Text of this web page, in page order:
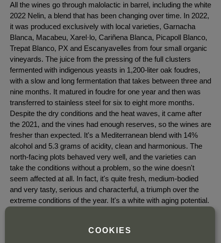
All the wines go through malolactic in barrel, including the white
2022 Nelin, a blend that has been changing over time. In 2022,
it was produced exclusively with local varieties, Garnacha
Blanca, Macabeu, Xarel·lo, Cariñena Blanca, Picapoll Blanco,
Trepat Blanco, PX and Escanyavelles from four small organic
vineyards. The juice from the pressing of the full clusters
fermented with indigenous yeasts in 1,200-liter oak foudres,
with a slow and long fermentation that takes between three and
nine months. It matured in foudre for one year and then was
transferred to stainless steel for six to eight more months.
Despite the dry conditions and the heat waves, it came after
the 2021, and the vines had enough reserves, so the wines are
fresher than expected. It's a Mediterranean blend with 14%
alcohol and 5.3 grams of acidity, clean and harmonious. The
north-facing plots behaved very well, and the varieties can
take the conditions without a problem, so the wine doesn't
seem affected at all. In fact, it's quite fresh, medium-bodied
and very tasty, serious and characterful, a triumph over the
extreme conditions of the year. It's a white with aging potential.
COOKIES